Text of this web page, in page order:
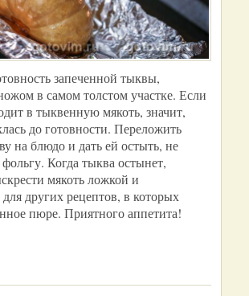
запеченной тыквы,
в самом толстом участке. Если
в тыквенную мякоть, значит,
до готовности. Переложить
на блюдо и дать ей остыть, не
фольгу. Когда тыква остынет,
мякоть ложкой и
для других рецептов, в которых
пюре. Приятного аппетита!